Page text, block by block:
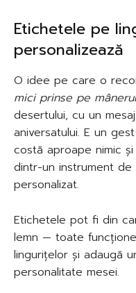
Etichetele pe
personalizează
O idee pe care o
mici prinse pe
desertului, cu un
aniversatului. E un
costă aproape nimic
dintr-un instrument
personalizat.
Etichetele pot fi din
lemn — toate
lingurițelor și adaugă
personalitate mesei.